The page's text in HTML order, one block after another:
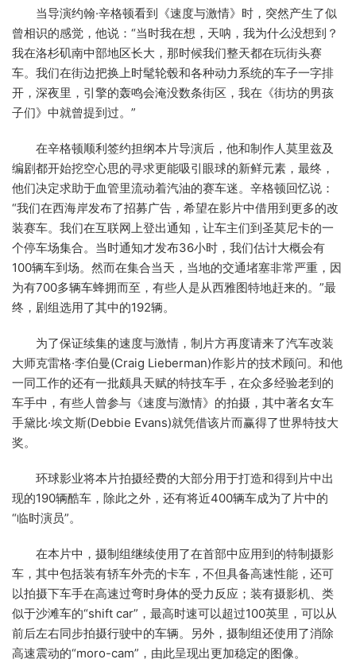
当导演约翰·辛格顿看到《速度与激情》时，突然产生了似
曾相识的感觉，他说：“当时我在想，天呐，我为什么没想到？
我在洛杉矶南中部地区长大，那时候我们整天都在玩街头赛
车。我们在街边把换上时髦轮毂和各种动力系统的车子一字排
开，深夜里，引擎的轰鸣会淹没数条街区，我在《街坊的男孩
子们》中就曾提到过。”
在辛格顿顺利签约担纲本片导演后，他和制作人莫里兹及
编剧都开始挖空心思的寻求更能吸引眼球的新鲜元素，最终，
他们决定求助于血管里流动着汽油的赛车迷。辛格顿回忆说：
“我们在西海岸发布了招募广告，希望在影片中借用到更多的改
装赛车。我们在互联网上登出通知，让车主们到圣莫尼卡的一
个停车场集合。当时通知才发布36小时，我们估计大概会有
100辆车到场。然而在集合当天，当地的交通堵塞非常严重，因
为有700多辆车蜂拥而至，有些人是从西雅图特地赶来的。”最
终，剧组选用了其中的192辆。
为了保证续集的速度与激情，制片方再度请来了汽车改装
大师克雷格·李伯曼(Craig Lieberman)作影片的技术顾问。和他
一同工作的还有一批颇具天赋的特技车手，在众多经验老到的
车手中，有些人曾参与《速度与激情》的拍摄，其中著名女车
手黛比·埃文斯(Debbie Evans)就凭借该片而赢得了世界特技大
奖。
环球影业将本片拍摄经费的大部分用于打造和得到片中出
现的190辆酷车，除此之外，还有将近400辆车成为了片中的
“临时演员”。
在本片中，摄制组继续使用了在首部中应用到的特制摄影
车，其中包括装有轿车外壳的卡车，不但具备高速性能，还可
以拍摄下车手在高速过弯时身体的受力反应；装有摄影机、类
似于沙滩车的“shift car”，最高时速可以超过100英里，可以从
前后左右同步拍摄行驶中的车辆。另外，摄制组还使用了消除
高速震动的“moro-cam”，由此呈现出更加稳定的图像。